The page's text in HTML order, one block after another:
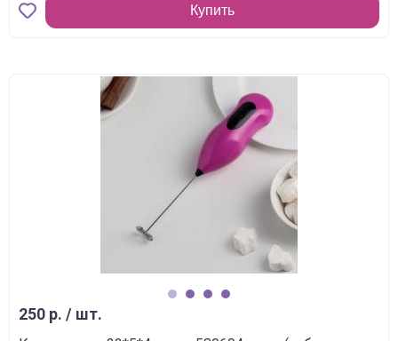
Купить
250 р. / шт.